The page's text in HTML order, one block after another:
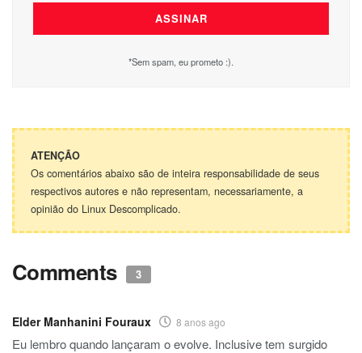
*Sem spam, eu prometo :).
ATENÇÃO
Os comentários abaixo são de inteira responsabilidade de seus
respectivos autores e não representam, necessariamente, a
opinião do Linux Descomplicado.
Comments 3
Elder Manhanini Fouraux 8 anos ago
Eu lembro quando lançaram o evolve. Inclusive tem surgido